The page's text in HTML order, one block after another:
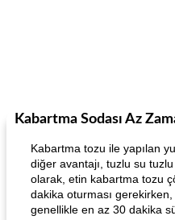
Kabartma Sodası Az
Kabartma tozu ile yapılan
diğer avantajı, tuzlu su
olarak, etin kabartma tozu
dakika oturması
genellikle en az 30 dakika